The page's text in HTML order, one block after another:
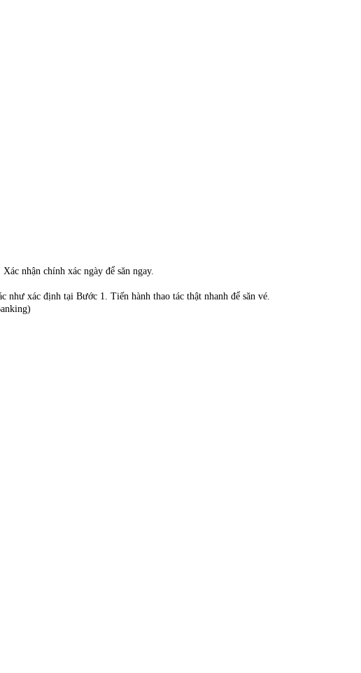
nhận chính xác ngày để săn ngay.
xác định tại Bước 1. Tiến hành thao tác thật nhanh để săn vé.